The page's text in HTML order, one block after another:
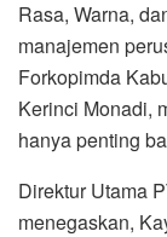
Rasa, Warna,
manajemen
Forkopimda
Kerinci Monadi,
hanya penting
Direktur Utama
menegaskan,